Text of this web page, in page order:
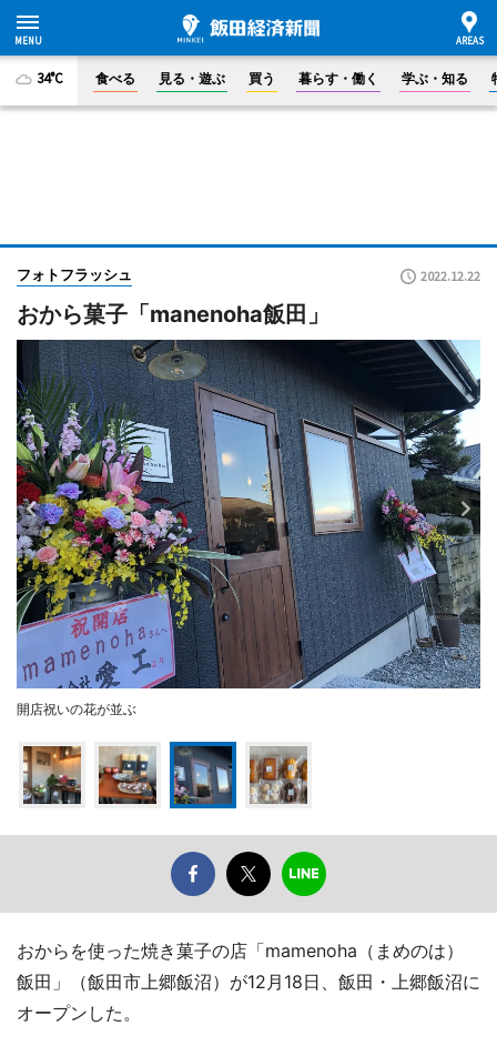
34°C 食べる 見る・遊ぶ 買う 暮らす・働く 学ぶ・知る
フォトフラッシュ 2022.12.22
おから菓子「manenoha飯田」
開店祝いの花が並ぶ
おからを使った焼き菓子の店「mamenoha（まめのは）
飯田」（飯田市上郷飯沼）が12月18日、飯田・上郷飯沼に
オープンした。